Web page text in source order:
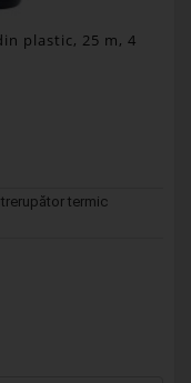
plastic, 25 m, 4
termic